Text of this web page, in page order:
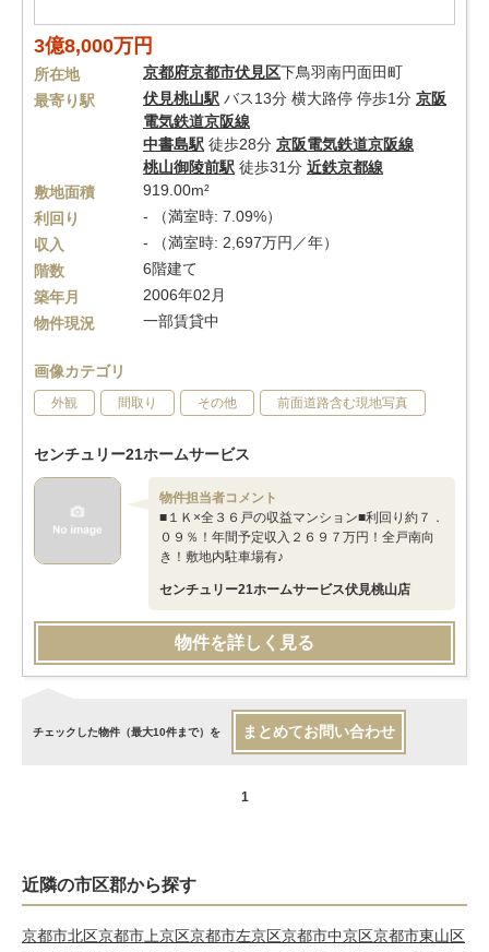
3億8,000万円
所在地 京都府京都市伏見区下鳥羽南円面田町
最寄り駅
伏見桃山駅 バス13分 横大路停 停歩1分 京阪
電気鉄道京阪線
中書島駅 徒歩28分 京阪電気鉄道京阪線
桃山御陵前駅 徒歩31分 近鉄京都線
敷地面積
919.00m²
利回り
- （満室時: 7.09%）
収入
- （満室時: 2,697万円／年）
階数
6階建て
築年月
2006年02月
物件現況
一部賃貸中
画像カテゴリ
外観 間取り その他 前面道路含む現地写真
センチュリー21ホームサービス
物件担当者コメント
■１Ｋ×全３６戸の収益マンション■利回り約７．
０９％！年間予定収入２６９７万円！全戸南向
き！敷地内駐車場有♪
センチュリー21ホームサービス伏見桃山店
物件を詳しく見る
チェックした物件（最大10件まで）を まとめてお問い合わせ
1
近隣の市区郡から探す
京都市北区京都市上京区京都市左京区京都市中京区京都市東山区